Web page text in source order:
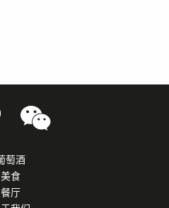
萄酒
美食
餐厅